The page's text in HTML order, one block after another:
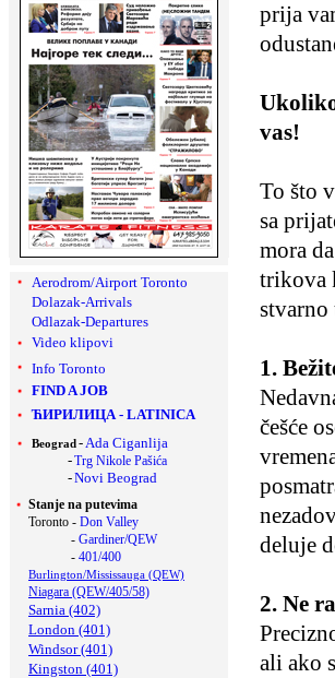
Aerodrom/Airport Toronto
Dolazak-Arrivals
Odlazak-Departures
Video klipovi
Info Toronto
FIND A JOB
ЋИРИЛИЦА - LATINICA
Beograd -Ada Ciganlija
-Trg Nikole Pašića
-Novi Beograd
Stanje na putevima
Toronto - Don Valley
- Gardiner/QEW
- 401/400
Burlington/Mississauga (QEW)
Niagara (QEW/405/58)
Sarnia (402)
London (401)
Windsor (401)
Kingston (401)
prija
vas!
To što
sa
mora
trikova
stvarno
1.
češće
deluje
2. Ne
ali ako